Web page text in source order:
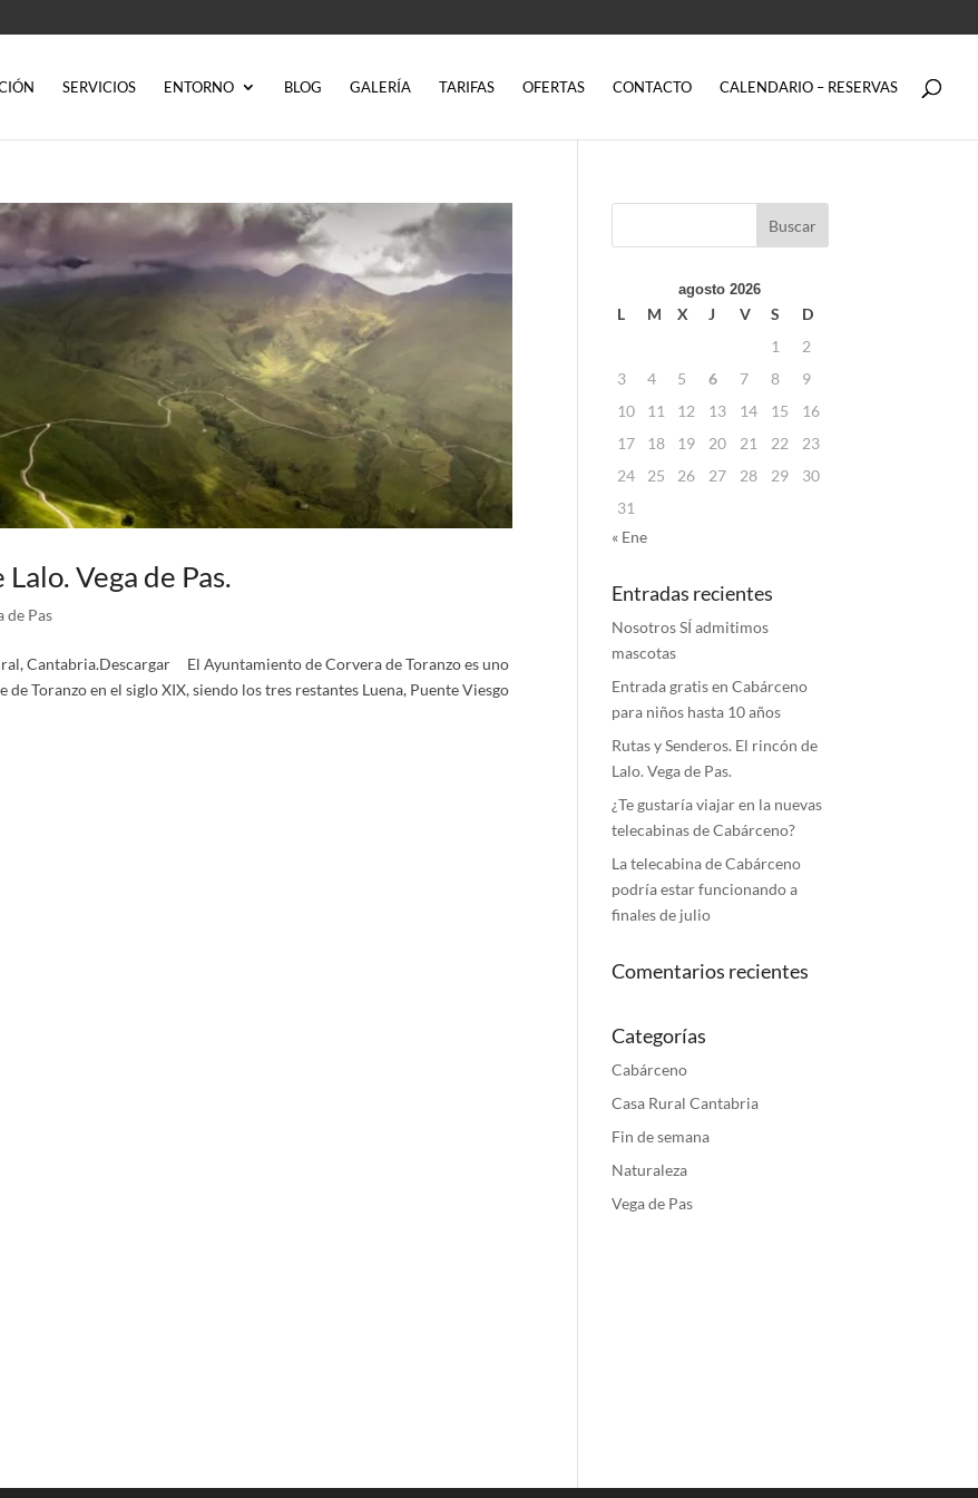
SERVICIOS ENTORNO BLOG GALERÍA TARIFAS OFERTAS CONTACTO CALENDARIO – RESERVAS
Vega de Pas.
de Pas
Cantabria.Descargar El Ayuntamiento de Corvera de Toranzo es uno
Toranzo en el siglo XIX, siendo los tres restantes Luena, Puente Viesgo
agosto 2026
L M X J V S
D
1
2
3
4 5 6 7 8
9
10
11 12 13 14 15
16
17
18 19 20 21 22
23
24
25 26 27 28 29
30
31
« Ene
Entradas recientes
Nosotros SÍ admitimos
mascotas
Entrada gratis en Cabárceno
para niños hasta 10 años
Rutas y Senderos. El rincón de
Lalo. Vega de Pas.
¿Te gustaría viajar en la nuevas
telecabinas de Cabárceno?
La telecabina de Cabárceno
podría estar funcionando a
finales de julio
Comentarios recientes
Categorías
Cabárceno
Casa Rural Cantabria
Fin de semana
Naturaleza
Vega de Pas